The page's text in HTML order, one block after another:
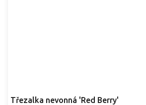
Třezalka nevonná 'Red Berry'